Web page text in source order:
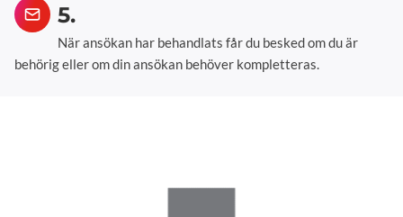
5.
När ansökan har behandlats får du besked om du är
behörig eller om din ansökan behöver kompletteras.